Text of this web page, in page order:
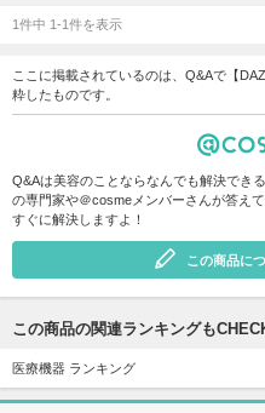
1件中 1-1件を表示
ここに掲載されているのは、Q&Aで【
粋したものです。
Q&Aは美容のことならなんでも解決でき
の専門家や＠cosmeメンバーさんが答え
すぐに解決しますよ！
この商品に
この商品の関連ランキングも
医療機器 ランキング